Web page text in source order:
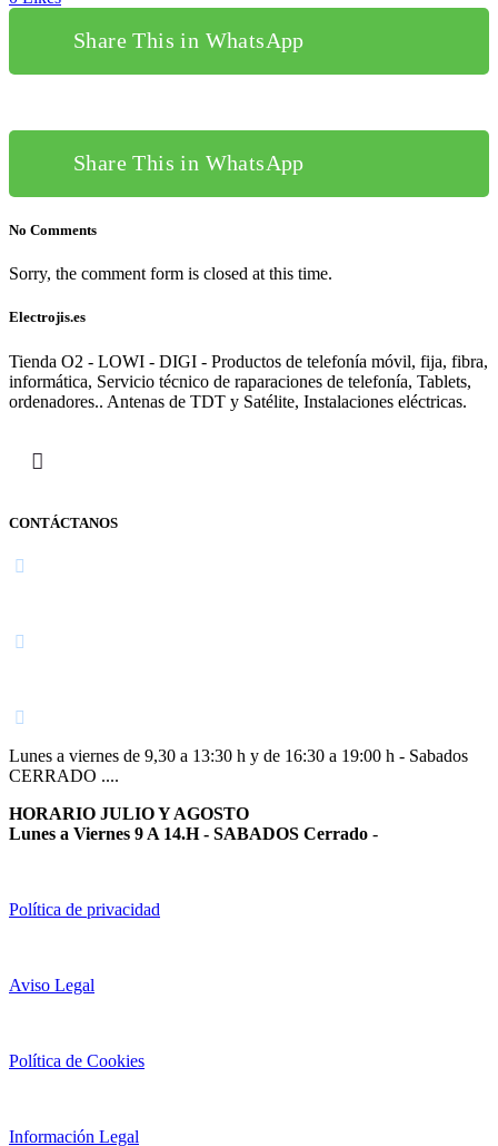
Share This in WhatsApp
Share This in WhatsApp
No Comments
Sorry, the comment form is closed at this time.
Electrojis.es
Tienda O2 - LOWI - DIGI - Productos de telefonía móvil, fija, fibra,
informática, Servicio técnico de raparaciones de telefonía, Tablets,
ordenadores.. Antenas de TDT y Satélite, Instalaciones eléctricas.
CONTÁCTANOS
Lunes a viernes de 9,30 a 13:30 h y de 16:30 a 19:00 h - Sabados
CERRADO ....
HORARIO JULIO Y AGOSTO
Lunes a Viernes 9 A 14.H - SABADOS Cerrado -
Política de privacidad
Aviso Legal
Política de Cookies
Información Legal